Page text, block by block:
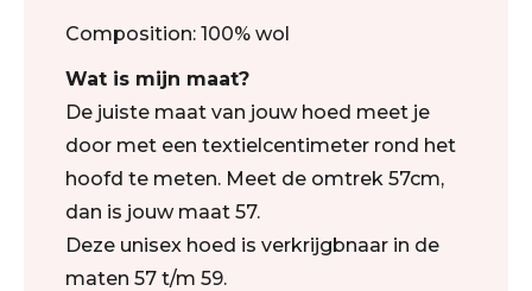
Composition: 100% wol
Wat is mijn maat?
De juiste maat van jouw hoed meet je
door met een textielcentimeter rond het
hoofd te meten. Meet de omtrek 57cm,
dan is jouw maat 57.
Deze unisex hoed is verkrijgbnaar in de
maten 57 t/m 59.